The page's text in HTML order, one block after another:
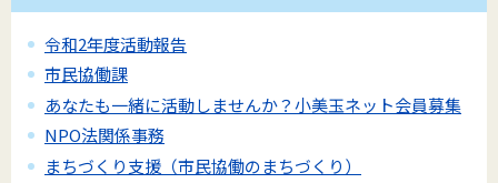
令和2年度活動報告
市民協働課
あなたも一緒に活動しませんか？小美玉ネット会員募集
NPO法関係事務
まちづくり支援（市民協働のまちづくり）